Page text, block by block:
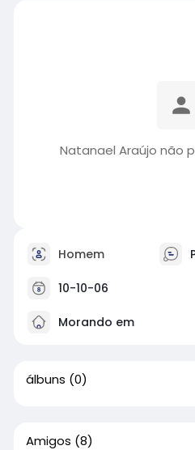
Natanael Araújo não
Homem
10-10-06
Morando em
álbuns (0)
Amigos (8)